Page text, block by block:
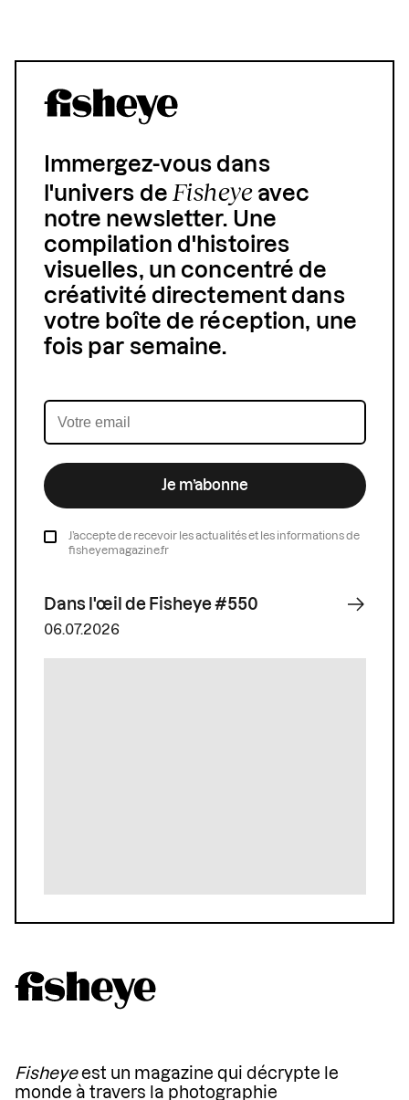
Immergez-vous dans
l'univers deFisheyeavec
notre newsletter. Une
compilation d'histoires
visuelles, un concentré de
créativité directement dans
votre boîte de réception, une
fois par semaine.
Je m’abonne
J’accepte de recevoir les actualités et les informations de
fisheyemagazine.fr
Dans l'œil de Fisheye #550
06.07.2026
Fisheyeest un magazine qui décrypte le
monde à travers la photographie